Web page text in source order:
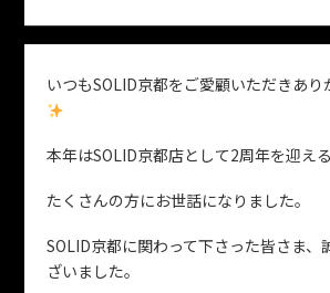
いつもSOLID京都をご愛顧いただきあ
本年はSOLID京都店として2周年を迎え
たくさんの方にお世話になりました。
SOLID京都に関わって下さった皆さま、
ざいました。